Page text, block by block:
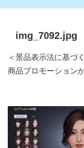
img_7092.jpg
＜景品表示法に基づ
商品プロモーション